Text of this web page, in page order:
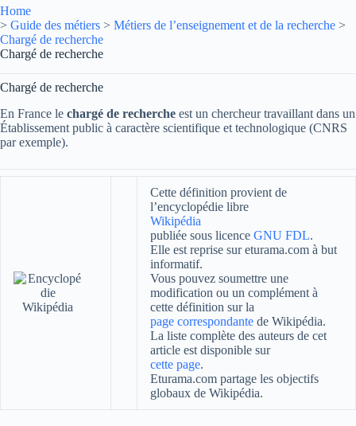
Home
> Guide des métiers > Métiers de l’enseignement et de la recherche >
Chargé de recherche
Chargé de recherche
Chargé de recherche
En France le chargé de recherche est un chercheur travaillant dans un
Établissement public à caractère scientifique et technologique (CNRS
par exemple).
Cette définition provient de
l’encyclopédie libre
Wikipédia
publiée sous licence GNU FDL.
Elle est reprise sur eturama.com à but
informatif.
Vous pouvez soumettre une
modification ou un complément à
cette définition sur la
page correspondante de Wikipédia.
La liste complète des auteurs de cet
article est disponible sur
cette page.
Eturama.com partage les objectifs
globaux de Wikipédia.